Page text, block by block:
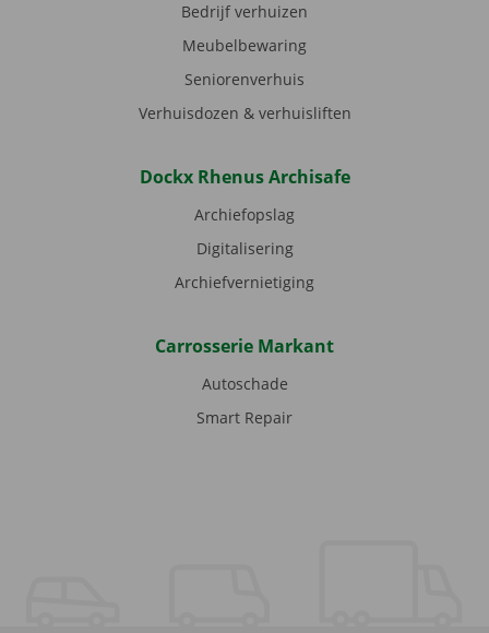
Bedrijf verhuizen
Meubelbewaring
Seniorenverhuis
Verhuisdozen & verhuisliften
Dockx Rhenus Archisafe
Archiefopslag
Digitalisering
Archiefvernietiging
Carrosserie Markant
Autoschade
Smart Repair